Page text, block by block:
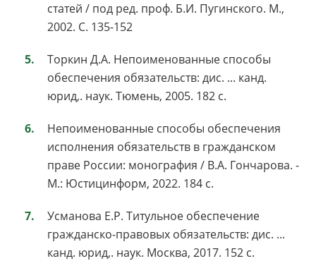
статей / под ред. проф. Б.И. Пугинского. М.,
2002. C. 135-152
Торкин Д.А. Непоименованные способы
обеспечения обязательств: дис. ... канд.
юрид,. наук. Тюмень, 2005. 182 с.
Непоименованные способы обеспечения
исполнения обязательств в гражданском
праве России: монография / В.А. Гончарова. -
М.: Юстицинформ, 2022. 184 с.
Усманова Е.Р. Титульное обеспечение
гражданско-правовых обязательств: дис. ...
канд. юрид,. наук. Москва, 2017. 152 с.